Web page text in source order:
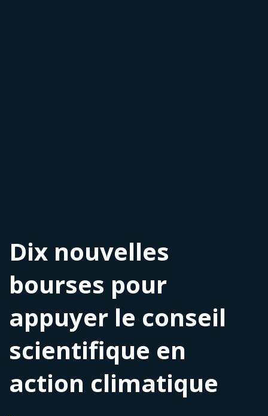
Dix nouvelles
bourses pour
appuyer le conseil
scientifique en
action climatique